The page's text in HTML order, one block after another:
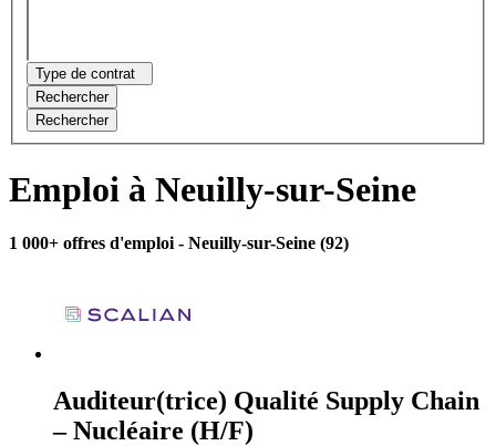
Type de contrat
Rechercher
Rechercher
Emploi à Neuilly-sur-Seine
1 000+ offres d'emploi - Neuilly-sur-Seine (92)
Auditeur(trice) Qualité Supply Chain
– Nucléaire (H/F)